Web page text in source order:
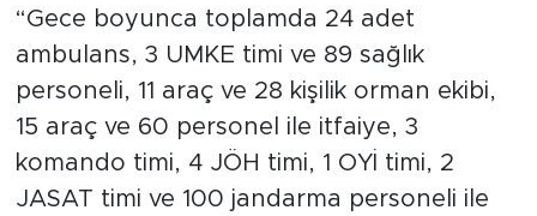
“Gece boyunca toplamda 24 adet
ambulans, 3 UMKE timi ve 89 sağlık
personeli, 11 araç ve 28 kişilik orman ekibi,
15 araç ve 60 personel ile itfaiye, 3
komando timi, 4 JÖH timi, 1 OYİ timi, 2
JASAT timi ve 100 jandarma personeli ile